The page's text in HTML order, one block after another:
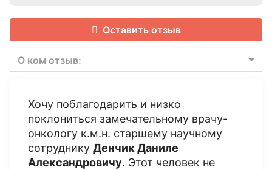
Оставить отзыв
О ком отзыв:
Хочу поблагодарить и низко
поклониться замечательному врачу-
онкологу к.м.н. старшему научному
сотруднику Денчик Даниле
Александровичу. Этот человек не